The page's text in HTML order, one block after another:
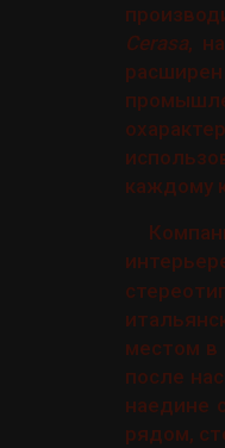
Cerasa,
каждому
местом в
после
наедине
рядом,